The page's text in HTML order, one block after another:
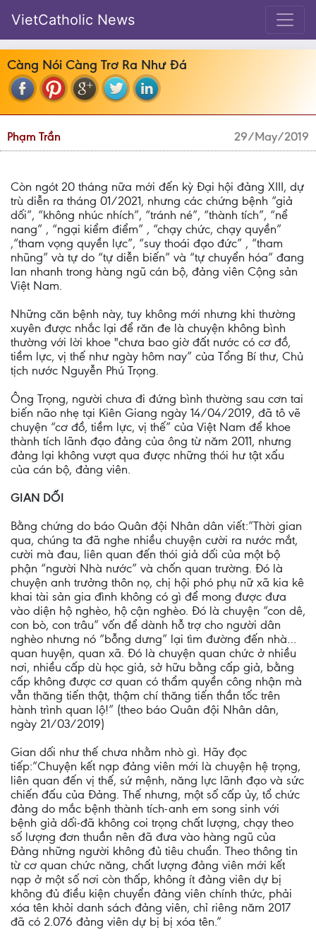
VietCatholic News
Càng Nói Càng Trơ Ra Như Đá
Phạm Trần 29/May/2019
Còn ngót 20 tháng nữa mới đến kỳ Đại hội đảng XIII, dự
trù diễn ra tháng 01/2021, nhưng các chứng bệnh “giả
dối”, “không nhúc nhích”, “tránh né”, “thành tích”, “nể
nang” , “ngại kiểm điểm” , “chạy chức, chạy quyền”
,“tham vọng quyền lực”, “suy thoái đạo đức” , “tham
nhũng” và tự do “tự diễn biến” và “tự chuyển hóa” đang
lan nhanh trong hàng ngũ cán bộ, đảng viên Cộng sản
Việt Nam.
Những căn bệnh này, tuy không mới nhưng khi thường
xuyên được nhắc lại để răn đe là chuyện không bình
thường với lời khoe "chưa bao giờ đất nước có cơ đồ,
tiềm lực, vị thế như ngày hôm nay” của Tổng Bí thư, Chủ
tịch nước Nguyễn Phú Trọng.
Ông Trọng, người chưa đi đứng bình thường sau cơn tai
biến não nhẹ tại Kiên Giang ngày 14/04/2019, đã tô vẽ
chuyện “cơ đồ, tiềm lực, vị thế” của Việt Nam để khoe
thành tích lãnh đạo đảng của ông từ năm 2011, nhưng
đảng lại không vượt qua được những thói hư tật xấu
của cán bộ, đảng viên.
GIAN DỐI
Bằng chứng do báo Quân đội Nhân dân viết:”Thời gian
qua, chúng ta đã nghe nhiều chuyện cười ra nước mắt,
cười mà đau, liên quan đến thói giả dối của một bộ
phận “người Nhà nước” và chốn quan trường. Đó là
chuyện anh trưởng thôn nọ, chị hội phó phụ nữ xã kia kê
khai tài sản gia đình không có gì để mong được đưa
vào diện hộ nghèo, hộ cận nghèo. Đó là chuyện “con dê,
con bò, con trâu” vốn để dành hỗ trợ cho người dân
nghèo nhưng nó “bỗng dưng” lại tìm đường đến nhà…
quan huyện, quan xã. Đó là chuyện quan chức ở nhiều
nơi, nhiều cấp dù học giả, sở hữu bằng cấp giả, bằng
cấp không được cơ quan có thẩm quyền công nhận mà
vẫn thăng tiến thật, thậm chí thăng tiến thần tốc trên
hành trình quan lộ!” (theo báo Quân đội Nhân dân,
ngày 21/03/2019)
Gian dối như thế chưa nhằm nhò gì. Hãy đọc
tiếp:”Chuyện kết nạp đảng viên mới là chuyện hệ trọng,
liên quan đến vị thế, sứ mệnh, năng lực lãnh đạo và sức
chiến đấu của Đảng. Thế nhưng, một số cấp ủy, tổ chức
đảng do mắc bệnh thành tích-anh em song sinh với
bệnh giả dối-đã không coi trọng chất lượng, chạy theo
số lượng đơn thuần nên đã đưa vào hàng ngũ của
Đảng những người không đủ tiêu chuẩn. Theo thông tin
từ cơ quan chức năng, chất lượng đảng viên mới kết
nạp ở một số nơi còn thấp, không ít đảng viên dự bị
không đủ điều kiện chuyển đảng viên chính thức, phải
xóa tên khỏi danh sách đảng viên, chỉ riêng năm 2017
đã có 2.076 đảng viên dự bị bị xóa tên.”